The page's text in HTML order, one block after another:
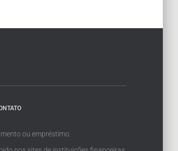
ou empréstimo.